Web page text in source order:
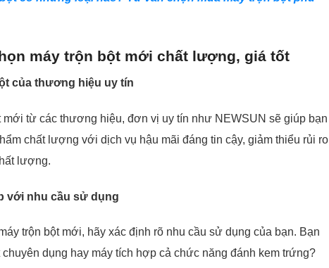
máy trộn bột mới chất lượng, giá tốt
của thương hiệu uy tín
mới từ các thương hiệu, đơn vị uy tín như NEWSUN sẽ giúp bạn
chất lượng với dịch vụ hậu mãi đáng tin cậy, giảm thiểu rủi ro
lượng.
với nhu cầu sử dụng
trộn bột mới, hãy xác định rõ nhu cầu sử dụng của bạn. Bạn
chuyên dụng hay máy tích hợp cả chức năng đánh kem trứng?